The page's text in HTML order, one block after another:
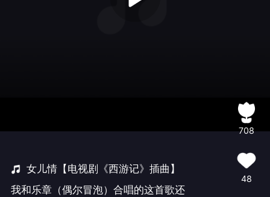
女儿情【电视剧《西游记》插曲】
我和乐章（偶尔冒泡）合唱的这首歌还
708
48